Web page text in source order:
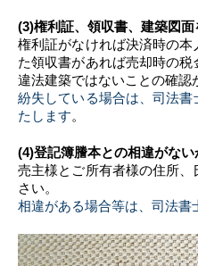
(3)権利証、領収書、建築図
権利証がなければ決済時の
た領収書があれば売却時の
違法建築ではないことの確認
紛失している場合は、司法
たします。
(4)登記簿謄本との相違がない
売主様とご所有者様の住所
さい。
相違がある場合等は、司法書